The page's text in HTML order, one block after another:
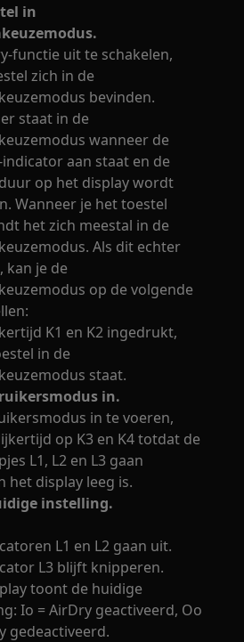
in
functie uit te schakelen,
zich in de
bevinden.
staat in de
wanneer de
aan staat en de
op het display wordt
Wanneer je het toestel
het zich meestal in de
Als dit echter
kan je de
op de volgende
K1 en K2 ingedrukt,
in de
staat.
in.
in te voeren,
op K3 en K4 totdat de
L1, L2 en L3 gaan
het display leeg is.
instelling.
L1 en L2 gaan uit.
L3 blijft knipperen.
toont de huidige
Io = AirDry geactiveerd, Oo
gedeactiveerd.